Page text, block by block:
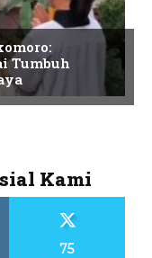
Tumbuh
Kami
75